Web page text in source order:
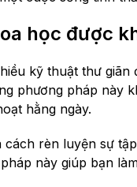
học được
kỹ thuật thư
phương pháp này
hằng ngày.
rèn luyện sự
này giúp bạn